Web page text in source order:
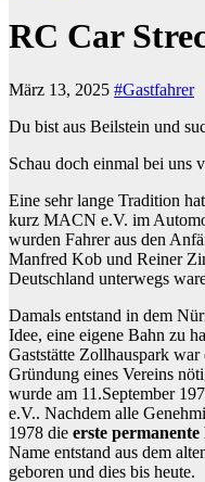
RC Car
März 13, 2025 #Gastfahrer
Du bist aus Beilstein und
Schau doch einmal bei uns
Eine sehr lange Tradition
kurz MACN e.V. im
wurden Fahrer aus den
Manfred Kob und Reiner
Deutschland unterwegs
Damals entstand in dem
Idee, eine eigene Bahn zu
Gaststätte Zollhauspark
Gründung eines Vereins
wurde am 11.September
e.V.. Nachdem alle
1978 die erste
Name entstand aus dem
geboren und dies bis heute.